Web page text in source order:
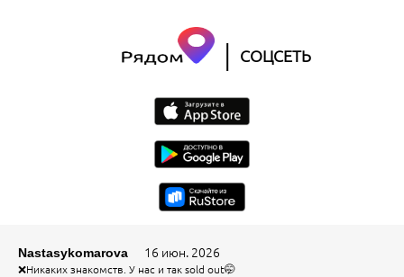
| СОЦСЕТЬ
Nastasykomarova 16 июн. 2026
❌Никаких знакомств. У нас и так sold out🤭